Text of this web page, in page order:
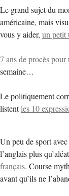
Le grand sujet du
américaine, mais
vous y aider, un petit
7 ans de procès pour
semaine…
Le politiquement
listentles 10
Un peu de sport
l’anglais plus
français. Course
avant qu’ils ne